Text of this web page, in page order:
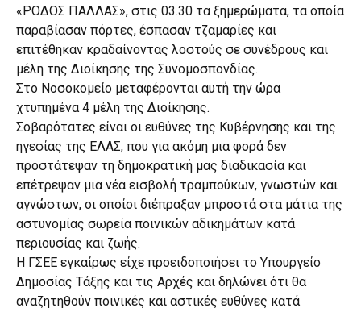
«ΡΟΔΟΣ ΠΑΛΛΑΣ», στις 03.30 τα ξημερώματα, τα οποία
παραβίασαν πόρτες, έσπασαν τζαμαρίες και
επιτέθηκαν κραδαίνοντας λοστούς σε συνέδρους και
μέλη της Διοίκησης της Συνομοσπονδίας.
Στο Νοσοκομείο μεταφέρονται αυτή την ώρα
χτυπημένα 4 μέλη της Διοίκησης.
Σοβαρότατες είναι οι ευθύνες της Κυβέρνησης και της
ηγεσίας της ΕΛΑΣ, που για ακόμη μια φορά δεν
προστάτεψαν τη δημοκρατική μας διαδικασία και
επέτρεψαν μια νέα εισβολή τραμπούκων, γνωστών και
αγνώστων, οι οποίοι διέπραξαν μπροστά στα μάτια της
αστυνομίας σωρεία ποινικών αδικημάτων κατά
περιουσίας και ζωής.
Η ΓΣΕΕ εγκαίρως είχε προειδοποιήσει το Υπουργείο
Δημοσίας Τάξης και τις Αρχές και δηλώνει ότι θα
αναζητηθούν ποινικές και αστικές ευθύνες κατά